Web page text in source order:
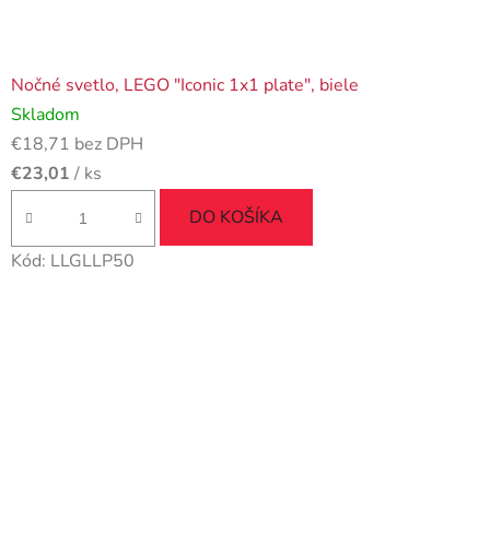
Nočné svetlo, LEGO "Iconic 1x1 plate", biele
Skladom
€18,71 bez DPH
€23,01 / ks
DO KOŠÍKA
Kód: LLGLLP50